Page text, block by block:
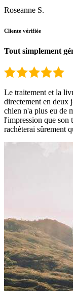
Roseanne S.
Cliente vérifiée
Tout simplement
Le traitement et la
directement en deux
chien n'a plus eu de
l'impression que son
rachèterai sûrement